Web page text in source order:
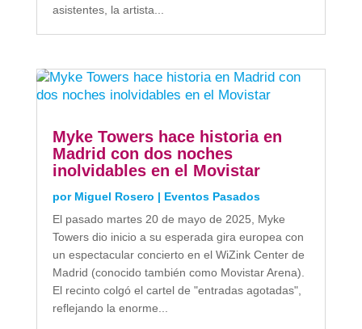
asistentes, la artista...
Myke Towers hace historia en
Madrid con dos noches
inolvidables en el Movistar
por Miguel Rosero | Eventos Pasados
El pasado martes 20 de mayo de 2025, Myke
Towers dio inicio a su esperada gira europea con
un espectacular concierto en el WiZink Center de
Madrid (conocido también como Movistar Arena).
El recinto colgó el cartel de "entradas agotadas",
reflejando la enorme...